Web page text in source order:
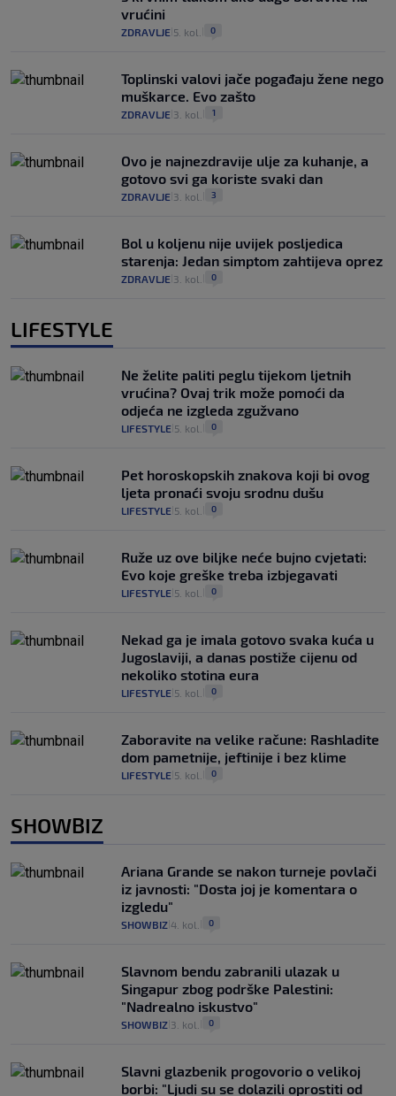
vrućini
ZDRAVLJE 5. kol. 0
Toplinski valovi jače pogađaju žene nego
muškarce. Evo zašto
ZDRAVLJE 3. kol. 1
Ovo je najnezdravije ulje za kuhanje, a
gotovo svi ga koriste svaki dan
ZDRAVLJE 3. kol. 3
Bol u koljenu nije uvijek posljedica
starenja: Jedan simptom zahtijeva oprez
ZDRAVLJE 3. kol. 0
LIFESTYLE
Ne želite paliti peglu tijekom ljetnih
vrućina? Ovaj trik može pomoći da
odjeća ne izgleda zgužvano
LIFESTYLE 5. kol. 0
Pet horoskopskih znakova koji bi ovog
ljeta pronaći svoju srodnu dušu
LIFESTYLE 5. kol. 0
Ruže uz ove biljke neće bujno cvjetati:
Evo koje greške treba izbjegavati
LIFESTYLE 5. kol. 0
Nekad ga je imala gotovo svaka kuća u
Jugoslaviji, a danas postiže cijenu od
nekoliko stotina eura
LIFESTYLE 5. kol. 0
Zaboravite na velike račune: Rashladite
dom pametnije, jeftinije i bez klime
LIFESTYLE 5. kol. 0
SHOWBIZ
Ariana Grande se nakon turneje povlači
iz javnosti: "Dosta joj je komentara o
izgledu"
SHOWBIZ 4. kol. 0
Slavnom bendu zabranili ulazak u
Singapur zbog podrške Palestini:
"Nadrealno iskustvo"
SHOWBIZ 3. kol. 0
Slavni glazbenik progovorio o velikoj
borbi: "Ljudi su se dolazili oprostiti od